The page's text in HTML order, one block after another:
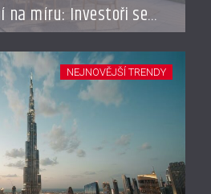
na míru: Investoři se
roste zájem o top
za stovky milionů
NEJNOVĚJŠÍ TRENDY